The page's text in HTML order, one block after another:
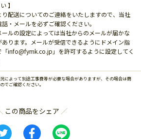
】
配送についてのご連絡をいたしますので、当社
・メールを必ずご確認ください。
ルの設定によっては当社からのメールが届かな
あります。メールが受信できるようにドメイン指
「info@fymk.co.jp」を許可するように設定してく
によって別途工事費等が必要な場合がありますが、その場合は商
でご確認ください。
この商品をシェア